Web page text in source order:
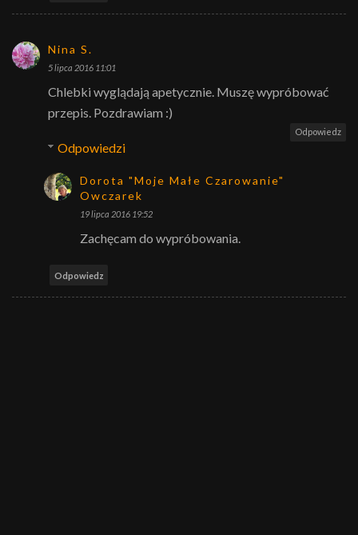
Nina S.
5 lipca 2016 11:01
Chlebki wyglądają apetycznie. Muszę wypróbować
przepis. Pozdrawiam :)
Odpowiedz
Odpowiedzi
Dorota "Moje Małe Czarowanie"
Owczarek
19 lipca 2016 19:52
Zachęcam do wypróbowania.
Odpowiedz